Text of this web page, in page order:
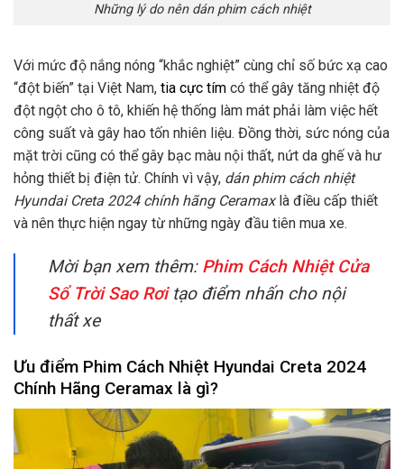
Những lý do nên dán phim cách nhiệt
Với mức độ nắng nóng “khắc nghiệt” cùng chỉ số bức xạ cao
“đột biến” tại Việt Nam, tia cực tím có thể gây tăng nhiệt độ
đột ngột cho ô tô, khiến hệ thống làm mát phải làm việc hết
công suất và gây hao tốn nhiên liệu. Đồng thời, sức nóng của
mặt trời cũng có thể gây bạc màu nội thất, nứt da ghế và hư
hỏng thiết bị điện tử. Chính vì vậy, dán phim cách nhiệt
Hyundai Creta 2024 chính hãng Ceramaxlà điều cấp thiết
và nên thực hiện ngay từ những ngày đầu tiên mua xe.
Mời bạn xem thêm: Phim Cách Nhiệt Cửa
Sổ Trời Sao Rơitạo điểm nhấn cho nội
thất xe
Ưu điểm Phim Cách Nhiệt Hyundai Creta 2024
Chính Hãng Ceramax là gì?